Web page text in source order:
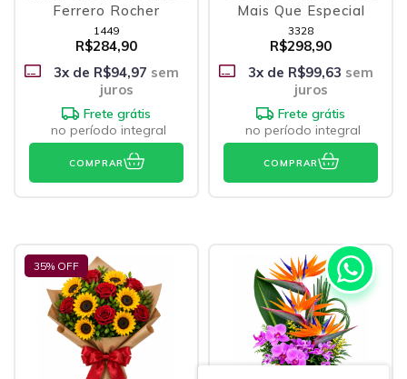
Ferrero Rocher
1449
R$284,90
3x de R$94,97 sem
juros
Frete grátis
no período integral
COMPRAR
Mais Que Especial
3328
R$298,90
3x de R$99,63 sem
juros
Frete grátis
no período integral
COMPRAR
35% OFF